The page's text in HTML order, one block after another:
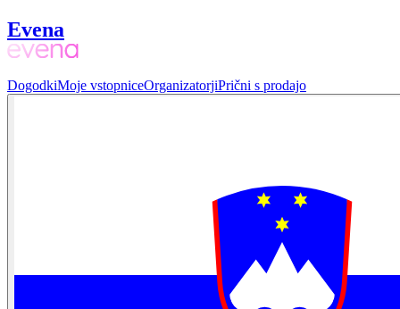
Evena
DogodkiMoje vstopniceOrganizatorjiPrični s prodajo